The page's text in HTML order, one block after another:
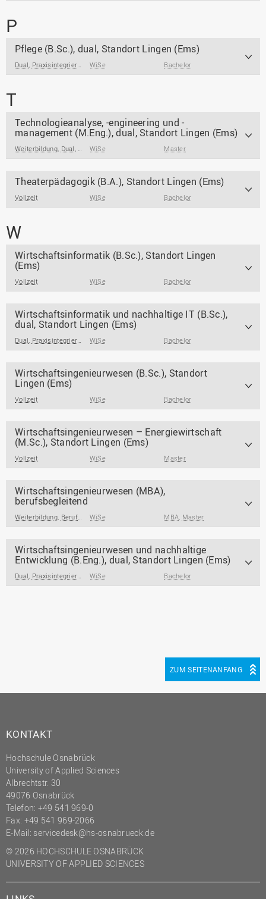
P
Pflege (B.Sc.), dual, Standort Lingen (Ems)
Dual, Praxisintegrierend WiSe Bachelor
T
Technologieanalyse, -engineering und -
management (M.Eng.), dual, Standort Lingen (Ems)
Weiterbildung, Dual, Berufsbegleitend / Berufsintegrierend
WiSe Master
Theaterpädagogik (B.A.), Standort Lingen (Ems)
Vollzeit WiSe Bachelor
W
Wirtschaftsinformatik (B.Sc.), Standort Lingen
(Ems)
Vollzeit WiSe Bachelor
Wirtschaftsinformatik und nachhaltige IT (B.Sc.),
dual, Standort Lingen (Ems)
Dual, Praxisintegrierend ,Ausbildungsbegleitend/ Ausbildungsintegrierend
WiSe Bachelor
Wirtschaftsingenieurwesen (B.Sc.), Standort
Lingen (Ems)
Vollzeit WiSe Bachelor
Wirtschaftsingenieurwesen – Energiewirtschaft
(M.Sc.), Standort Lingen (Ems)
Vollzeit WiSe Master
Wirtschaftsingenieurwesen (MBA),
berufsbegleitend
Weiterbildung, Berufsbegleitend / Berufsintegrierend WiSe MBA, Master
Wirtschaftsingenieurwesen und nachhaltige
Entwicklung (B.Eng.), dual, Standort Lingen (Ems)
Dual, Praxisintegrierend ,Ausbildungsbegleitend/ Ausbildungsintegrierend
WiSe Bachelor
ZUM SEITENANFANG
KONTAKT
Hochschule Osnabrück
University of Applied Sciences
Albrechtstr. 30
49076 Osnabrück
Telefon: +49 541 969-0
Fax: +49 541 969-2066
E-Mail: servicedesk@hs-osnabrueck.de
© 2026 HOCHSCHULE OSNABRÜCK
UNIVERSITY OF APPLIED SCIENCES